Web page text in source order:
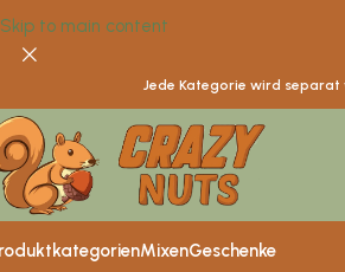
Skip to main content
Jede Kategorie wird
MixenGeschenke